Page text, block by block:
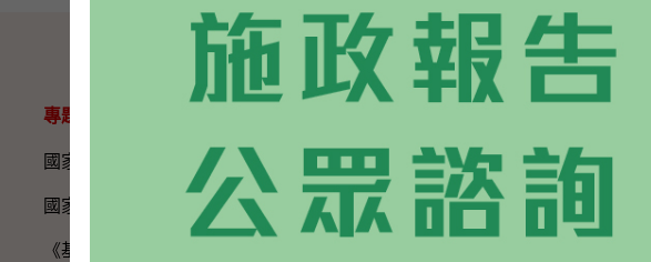
網站地圖
專題資料
國家五年規劃
國家憲法日
《基本法》
新聞公報
演講詞